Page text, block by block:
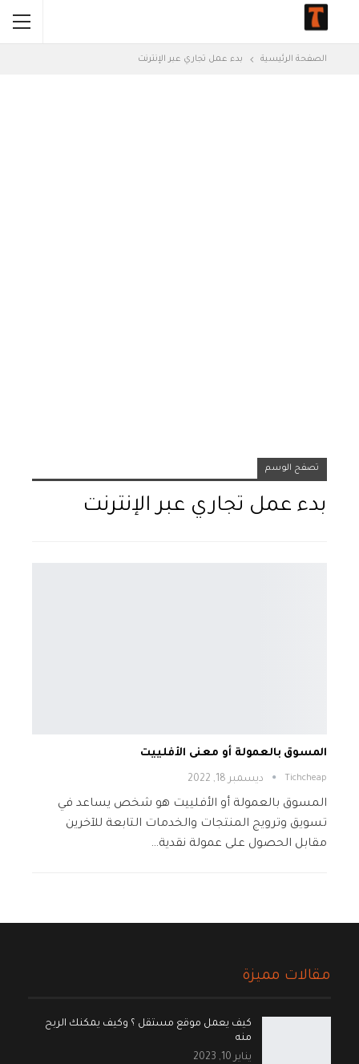
الصفحة الرئيسية بدء عمل تجاري عبر الإنترنت
تصفح الوسم
بدء عمل تجاري عبر الإنترنت
المسوق بالعمولة أو معنى الأفلييت
Tichcheap ديسمبر 18, 2022
المسوق بالعمولة أو الأفلييت هو شخص يساعد في
تسويق وترويج المنتجات والخدمات التابعة للآخرين
مقابل الحصول على عمولة نقدية…
مقالات مميزة
كيف يعمل موقع مستقل ؟ وكيف يمكنك الربح
منه
يناير 10, 2023